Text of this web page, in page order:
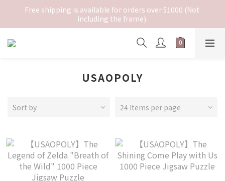
Free shipping is available for orders over $1000 (Not
including the frame).
USAOPOLY
Sort by 24 Items per page